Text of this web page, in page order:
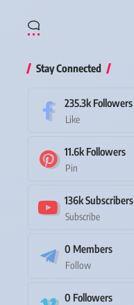
Stay Connected
235.3k Followers
Like
11.6k Followers
Pin
136kSubscribers
Subscribe
0 Members
Follow
0 Followers